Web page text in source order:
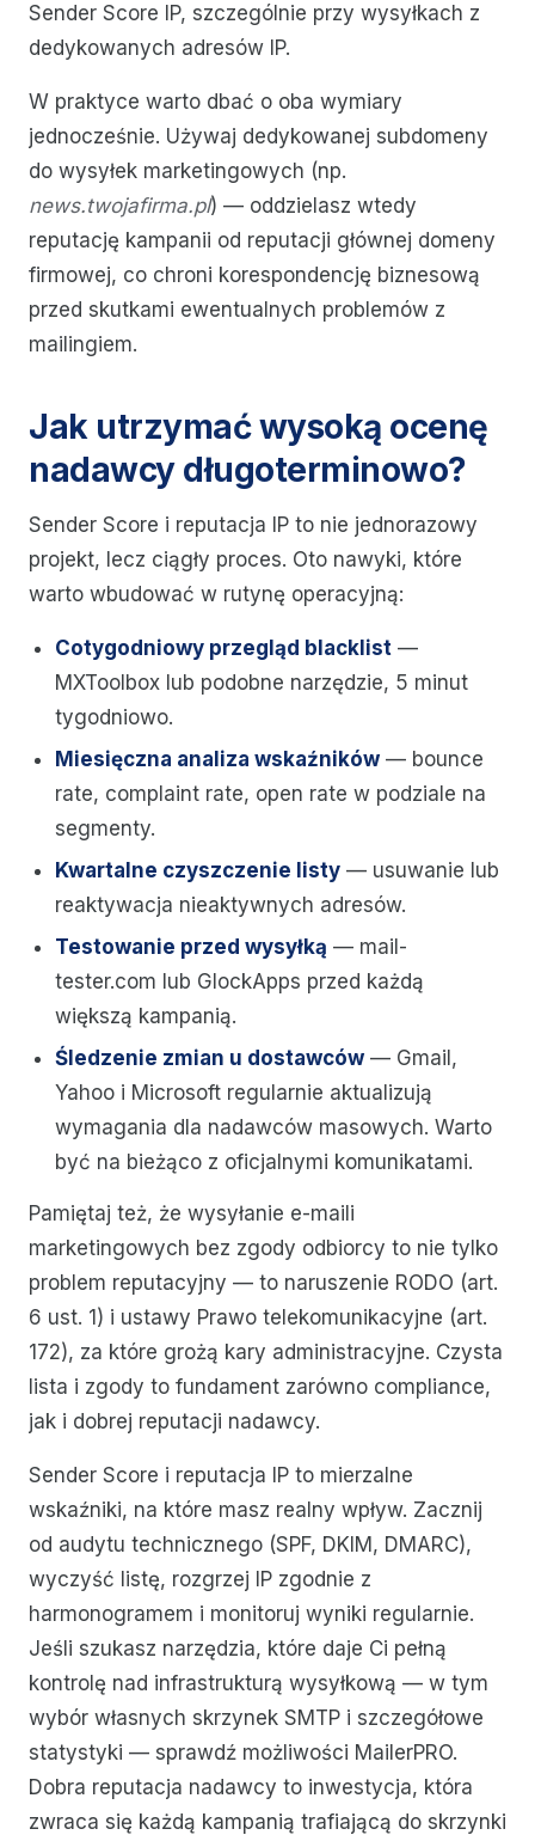
Sender Score IP, szczególnie przy wysyłkach z
dedykowanych adresów IP.
W praktyce warto dbać o oba wymiary
jednocześnie. Używaj dedykowanej subdomeny
do wysyłek marketingowych (np.
news.twojafirma.pl) — oddzielasz wtedy
reputację kampanii od reputacji głównej domeny
firmowej, co chroni korespondencję biznesową
przed skutkami ewentualnych problemów z
mailingiem.
Jak utrzymać wysoką ocenę
nadawcy długoterminowo?
Sender Score i reputacja IP to nie jednorazowy
projekt, lecz ciągły proces. Oto nawyki, które
warto wbudować w rutynę operacyjną:
Cotygodniowy przegląd blacklist —
MXToolbox lub podobne narzędzie, 5 minut
tygodniowo.
Miesięczna analiza wskaźników — bounce
rate, complaint rate, open rate w podziale na
segmenty.
Kwartalne czyszczenie listy — usuwanie lub
reaktywacja nieaktywnych adresów.
Testowanie przed wysyłką — mail-
tester.com lub GlockApps przed każdą
większą kampanią.
Śledzenie zmian u dostawców — Gmail,
Yahoo i Microsoft regularnie aktualizują
wymagania dla nadawców masowych. Warto
być na bieżąco z oficjalnymi komunikatami.
Pamiętaj też, że wysyłanie e-maili
marketingowych bez zgody odbiorcy to nie tylko
problem reputacyjny — to naruszenie RODO (art.
6 ust. 1) i ustawy Prawo telekomunikacyjne (art.
172), za które grożą kary administracyjne. Czysta
lista i zgody to fundament zarówno compliance,
jak i dobrej reputacji nadawcy.
Sender Score i reputacja IP to mierzalne
wskaźniki, na które masz realny wpływ. Zacznij
od audytu technicznego (SPF, DKIM, DMARC),
wyczyść listę, rozgrzej IP zgodnie z
harmonogramem i monitoruj wyniki regularnie.
Jeśli szukasz narzędzia, które daje Ci pełną
kontrolę nad infrastrukturą wysyłkową — w tym
wybór własnych skrzynek SMTP i szczegółowe
statystyki — sprawdź możliwości MailerPRO.
Dobra reputacja nadawcy to inwestycja, która
zwraca się każdą kampanią trafiającą do skrzynki